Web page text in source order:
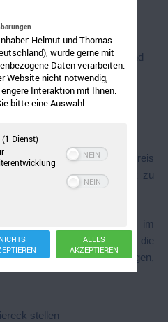
Entschluss, dass
seien.
und mit ihrer rechten Hand
großes Viereck in die Luft
zwei Seilen einen großen Kreis
ein großes Viereck zu
und die Kinder durften im
nicht berühren. Stoppte die
verschiedene Anweisungen,
stellen
Helmut und Thomas
würde gerne mit
Daten verarbeiten.
Website nicht notwendig,
Interaktion mit Ihnen.
bitte eine Auswahl:
(1 Dienst)
NICHTS
ALLES
AKZEPTIEREN